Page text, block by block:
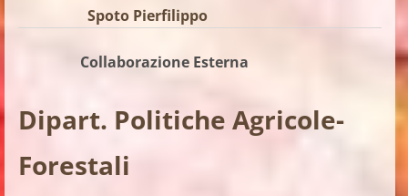
Spoto Pierfilippo
Collaborazione Esterna
Dipart. Politiche Agricole-
Forestali